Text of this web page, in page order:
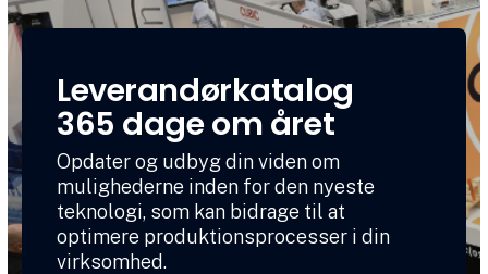
Leverandørkatalog
365 dage om året
Opdater og udbyg din viden om
mulighederne inden for den nyeste
teknologi, som kan bidrage til at
optimere produktionsprocesser i din
virksomhed.